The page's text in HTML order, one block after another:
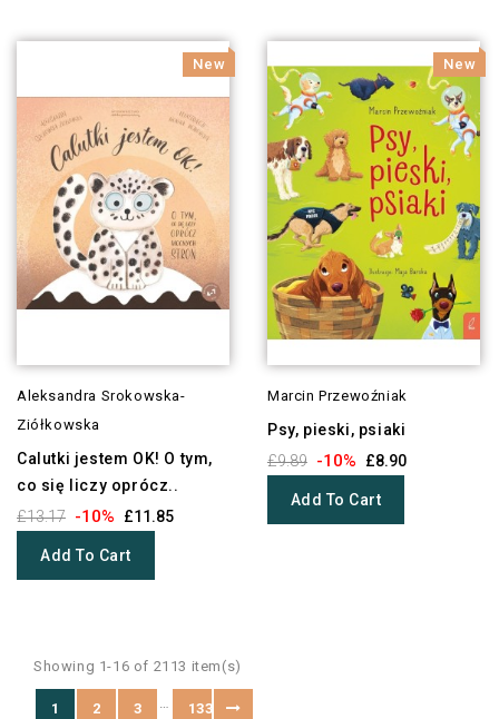
New
Aleksandra Srokowska-
Ziółkowska
Calutki jestem OK! O tym,
co się liczy oprócz..
£13.17 -10% £11.85
Add To Cart
New
Marcin Przewoźniak
Psy, pieski, psiaki
£9.89 -10% £8.90
Add To Cart
Showing 1-16 of 2113 item(s)
1 2 3 … 133